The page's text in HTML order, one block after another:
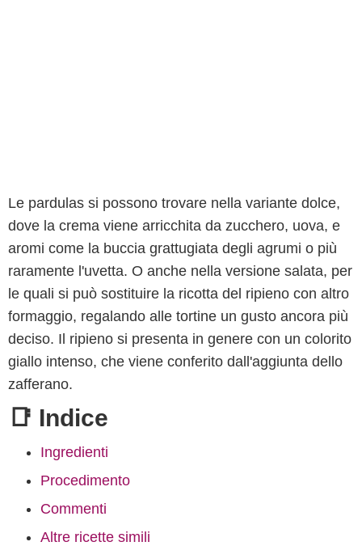
Le pardulas si possono trovare nella variante dolce,
dove la crema viene arricchita da zucchero, uova, e
aromi come la buccia grattugiata degli agrumi o più
raramente l'uvetta. O anche nella versione salata, per
le quali si può sostituire la ricotta del ripieno con altro
formaggio, regalando alle tortine un gusto ancora più
deciso. Il ripieno si presenta in genere con un colorito
giallo intenso, che viene conferito dall'aggiunta dello
zafferano.
📑 Indice
Ingredienti
Procedimento
Commenti
Altre ricette simili